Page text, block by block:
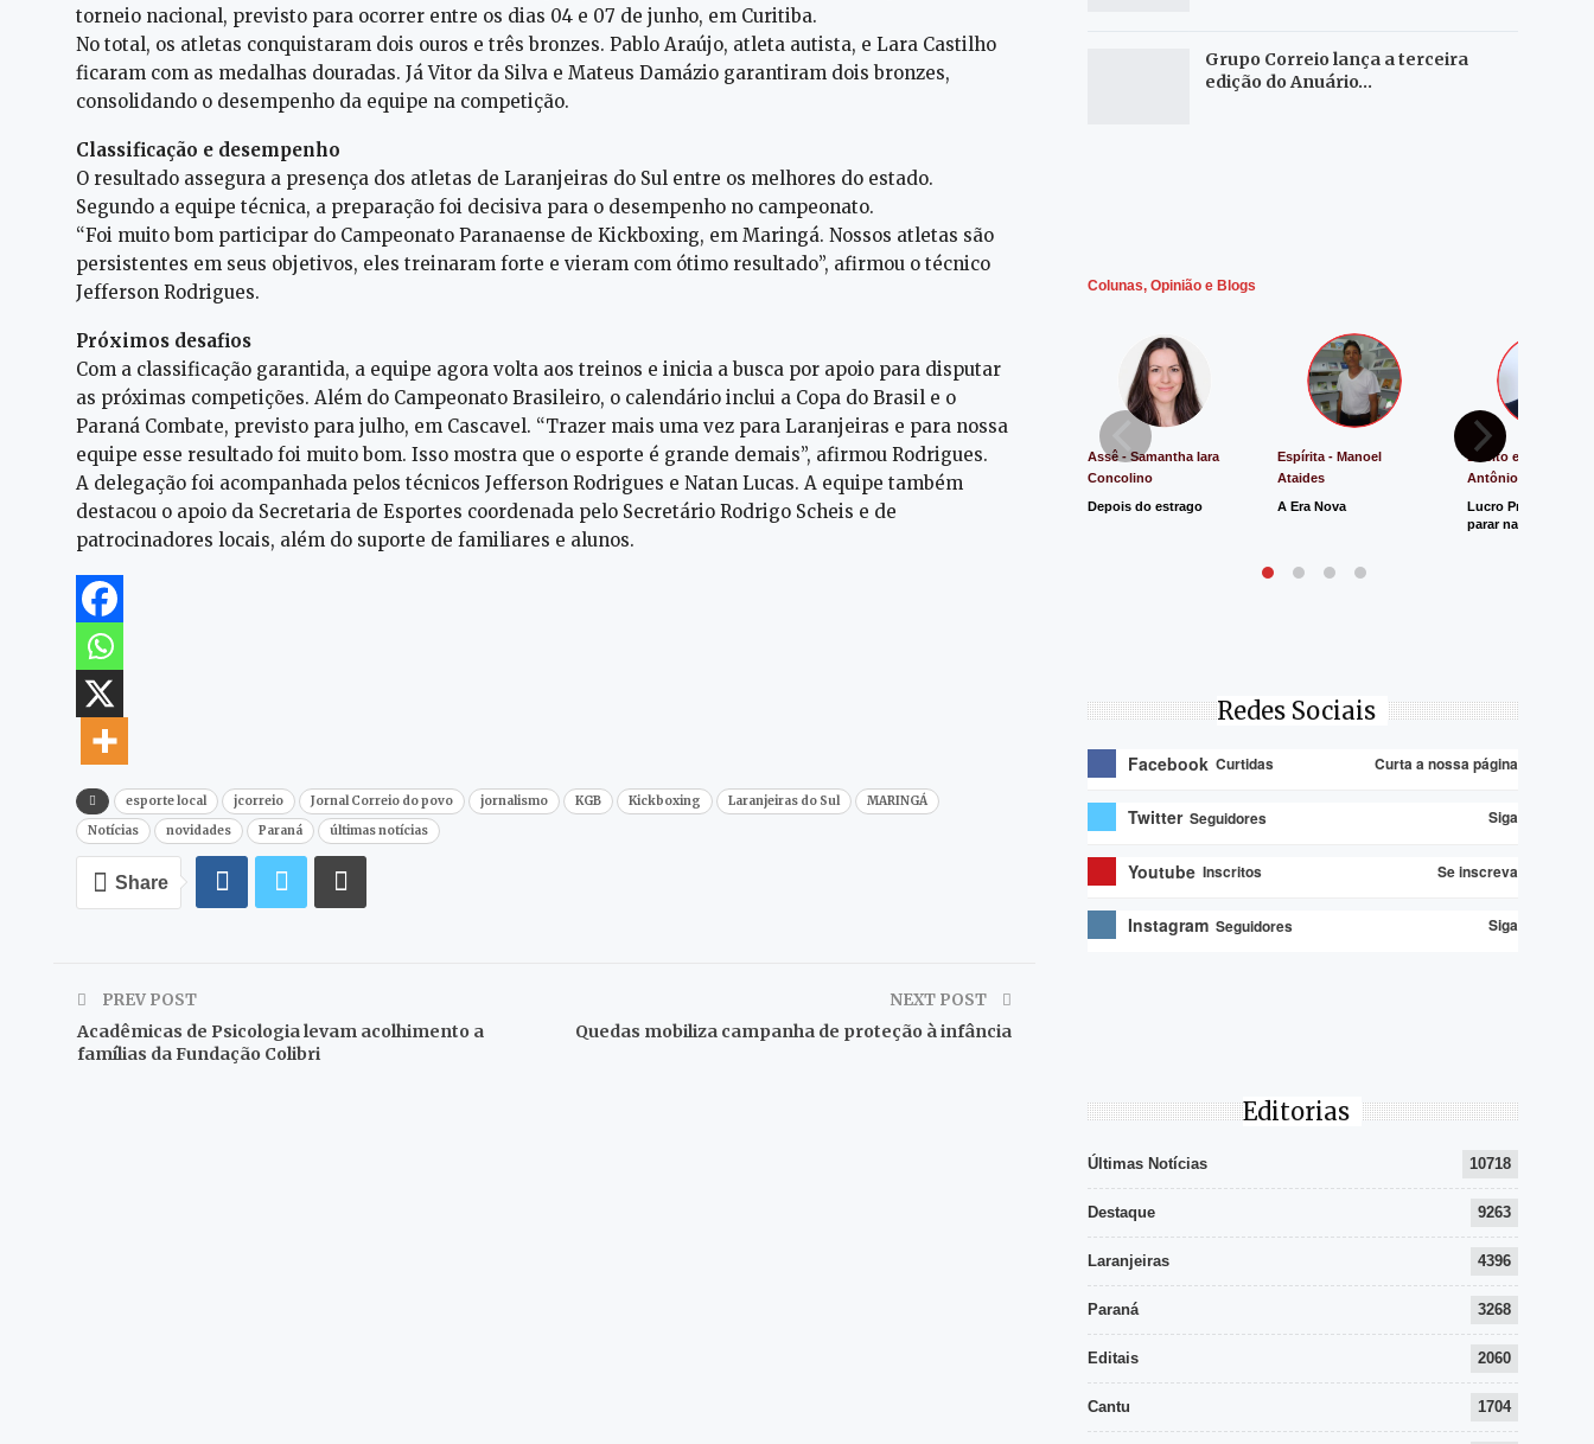
torneio nacional, previsto para ocorrer entre os dias 04 e 07 de junho, em Curitiba.
No total, os atletas conquistaram dois ouros e três bronzes. Pablo Araújo, atleta autista, e Lara Castilho
ficaram com as medalhas douradas. Já Vitor da Silva e Mateus Damázio garantiram dois bronzes,
consolidando o desempenho da equipe na competição.
Classificação e desempenho
O resultado assegura a presença dos atletas de Laranjeiras do Sul entre os melhores do estado.
Segundo a equipe técnica, a preparação foi decisiva para o desempenho no campeonato.
“Foi muito bom participar do Campeonato Paranaense de Kickboxing, em Maringá. Nossos atletas são
persistentes em seus objetivos, eles treinaram forte e vieram com ótimo resultado”, afirmou o técnico
Jefferson Rodrigues.
Próximos desafios
Com a classificação garantida, a equipe agora volta aos treinos e inicia a busca por apoio para disputar
as próximas competições. Além do Campeonato Brasileiro, o calendário inclui a Copa do Brasil e o
Paraná Combate, previsto para julho, em Cascavel. “Trazer mais uma vez para Laranjeiras e para nossa
equipe esse resultado foi muito bom. Isso mostra que o esporte é grande demais”, afirmou Rodrigues.
A delegação foi acompanhada pelos técnicos Jefferson Rodrigues e Natan Lucas. A equipe também
destacou o apoio da Secretaria de Esportes coordenada pelo Secretário Rodrigo Scheis e de
patrocinadores locais, além do suporte de familiares e alunos.
esporte local jcorreio Jornal Correio do povo jornalismo KGB Kickboxing Laranjeiras do Sul
MARINGÁ
Notícias
novidades Paraná últimas notícias
Share
PREV POST
Acadêmicas de Psicologia levam acolhimento a
famílias da Fundação Colibri
NEXT POST
Quedas mobiliza campanha de proteção à infância
Grupo Correio lança a terceira
edição do Anuário…
Colunas, Opinião e Blogs
Assê - Samantha Iara
Concolino
Depois do estrago
Espírita - Manoel
Ataides
A Era Nova
Direito e Justiça -
Antônio de Souza
Lucro Presumido
parar na Justiça
Redes Sociais
Facebook Curtidas Curta a nossa página
Twitter Seguidores Siga
Youtube Inscritos Se inscreva
Instagram Seguidores Siga
Editorias
Últimas Notícias 10718
Destaque 9263
Laranjeiras 4396
Paraná 3268
Editais 2060
Cantu 1704